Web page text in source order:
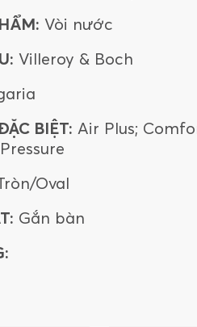
Vòi nước
Villeroy & Boch
BIỆT: Air Plus;
Oval
Gắn bàn